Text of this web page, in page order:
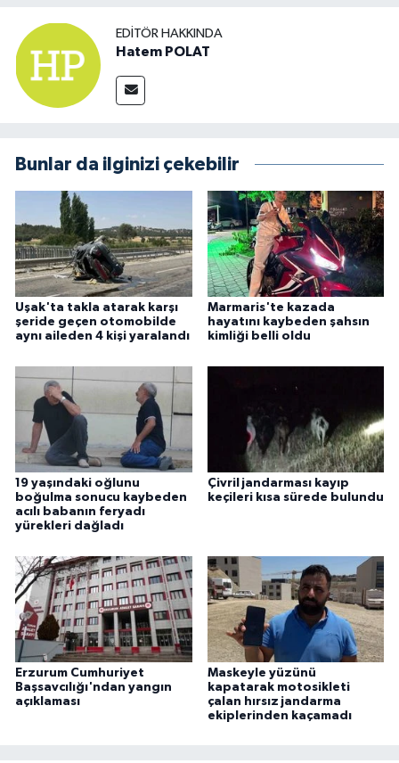
EDITÖR HAKKINDA
Hatem POLAT
Bunlar da ilginizi çekebilir
Uşak'ta takla atarak karşı
şeride geçen otomobilde
aynı aileden 4 kişi yaralandı
Marmaris'te kazada
hayatını kaybeden şahsın
kimliği belli oldu
19 yaşındaki oğlunu
boğulma sonucu kaybeden
acılı babanın feryadı
yürekleri dağladı
Çivril jandarması kayıp
keçileri kısa sürede bulundu
Erzurum Cumhuriyet
Başsavcılığı'ndan yangın
açıklaması
Maskeyle yüzünü
kapatarak motosikleti
çalan hırsız jandarma
ekiplerinden kaçamadı